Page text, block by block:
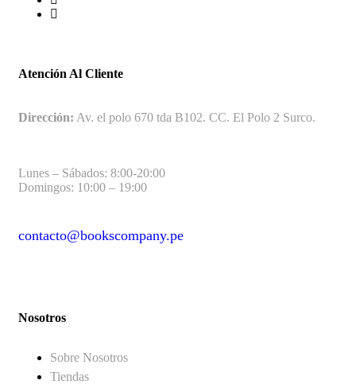
Atención Al Cliente
Dirección: Av. el polo 670 tda B102. CC. El Polo 2 Surco.
Lunes – Sábados: 8:00-20:00
Domingos: 10:00 – 19:00
contacto@bookscompany.pe
Nosotros
Sobre Nosotros
Tiendas